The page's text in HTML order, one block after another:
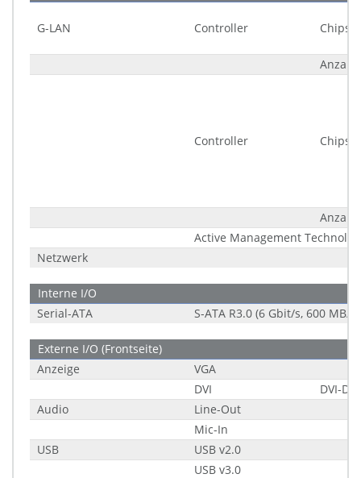
G-LAN Controller
Anzahl
Controller
Anzahl
Active Management
Netzwerk
Interne I/O
Serial-ATA
S-ATA R3.0 (6 Gbit/s, 600 MB/s)
Externe I/O (Frontseite)
Anzeige
VGA
DVI
DVI-D
Audio
Line-Out
Mic-In
USB
USB v2.0
USB v3.0